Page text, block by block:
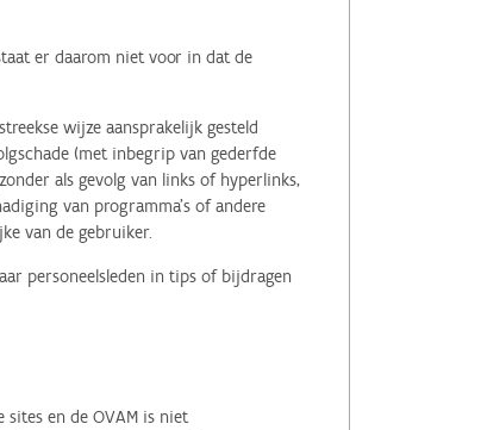
er daarom niet voor in dat de
wijze aansprakelijk gesteld
(met inbegrip van gederfde
als gevolg van links of hyperlinks,
van programma's of andere
van de gebruiker.
personeelsleden in tips of bijdragen
sites en de OVAM is niet